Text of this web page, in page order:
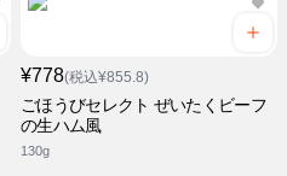
¥778(税込¥855.8)
ごほうびセレクト ぜいたくビーフ
の生ハム風
130g